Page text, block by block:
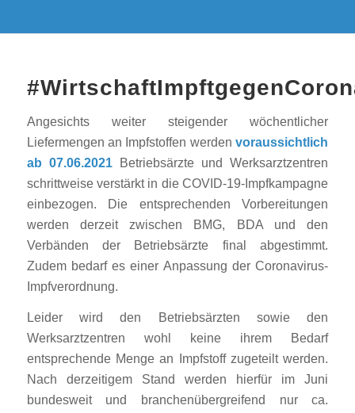
Angesichts weiter steigender wöchentlicher
Liefermengen an Impfstoffen werdenvoraussichtlich
ab 07.06.2021Betriebsärzte und Werksarztzentren
schrittweise verstärkt in die COVID-19-Impfkampagne
einbezogen. Die entsprechenden Vorbereitungen
werden derzeit zwischen BMG, BDA und den
Verbänden der Betriebsärzte final abgestimmt.
Zudem bedarf es einer Anpassung der Coronavirus-
Impfverordnung.
Leider wird den Betriebsärzten sowie den
Werksarztzentren wohl keine ihrem Bedarf
entsprechende Menge an Impfstoff zugeteilt werden.
Nach derzeitigem Stand werden hierfür im Juni
bundesweit und branchenübergreifend nur ca.